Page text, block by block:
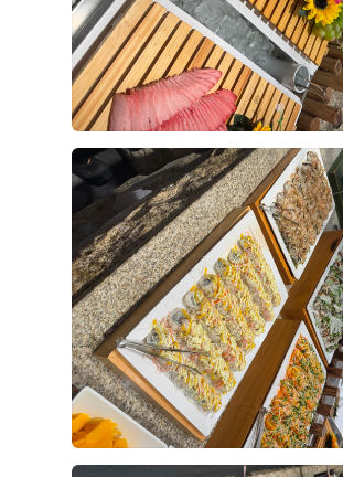
시식은 미리 예약 후 진행됐고, 직원분
안내해주셔서 편하게 둘러볼 수 있었
연회장 내부도 넓고 깔끔하게 관리되어
간격도 여유로워서 하객분들이 식사하
없을 것 같다는 생각이 들었습니다.
다양한 메뉴가 준비되어 있었는데, 그
에 남았던 건 양갈비와 회였어요. 먼저
다 훨씬 부드러웠고 잡내가 전혀 느껴
즙도 풍부하고 고기가 촉촉해서 한입
다시 먹고 싶다"라는 생각이 들 정도였
웨딩홀 음식이라고 해서 큰 기대를 하
레스토랑 못지않은 맛이라 정말 만족
그리고 회도 정말 인상적이었어요. 신
맛이 전혀 없었고, 식감도 쫄깃해서 계
요. 평소 회를 좋아하는 편인데, 하객
후기가 도움이 되었나요?
전재영, 서혜연 2026-08-02 12명
안녕하세요,
결혼식이 얼마 남지 않아 위더스 영등
다녀왔습니다.